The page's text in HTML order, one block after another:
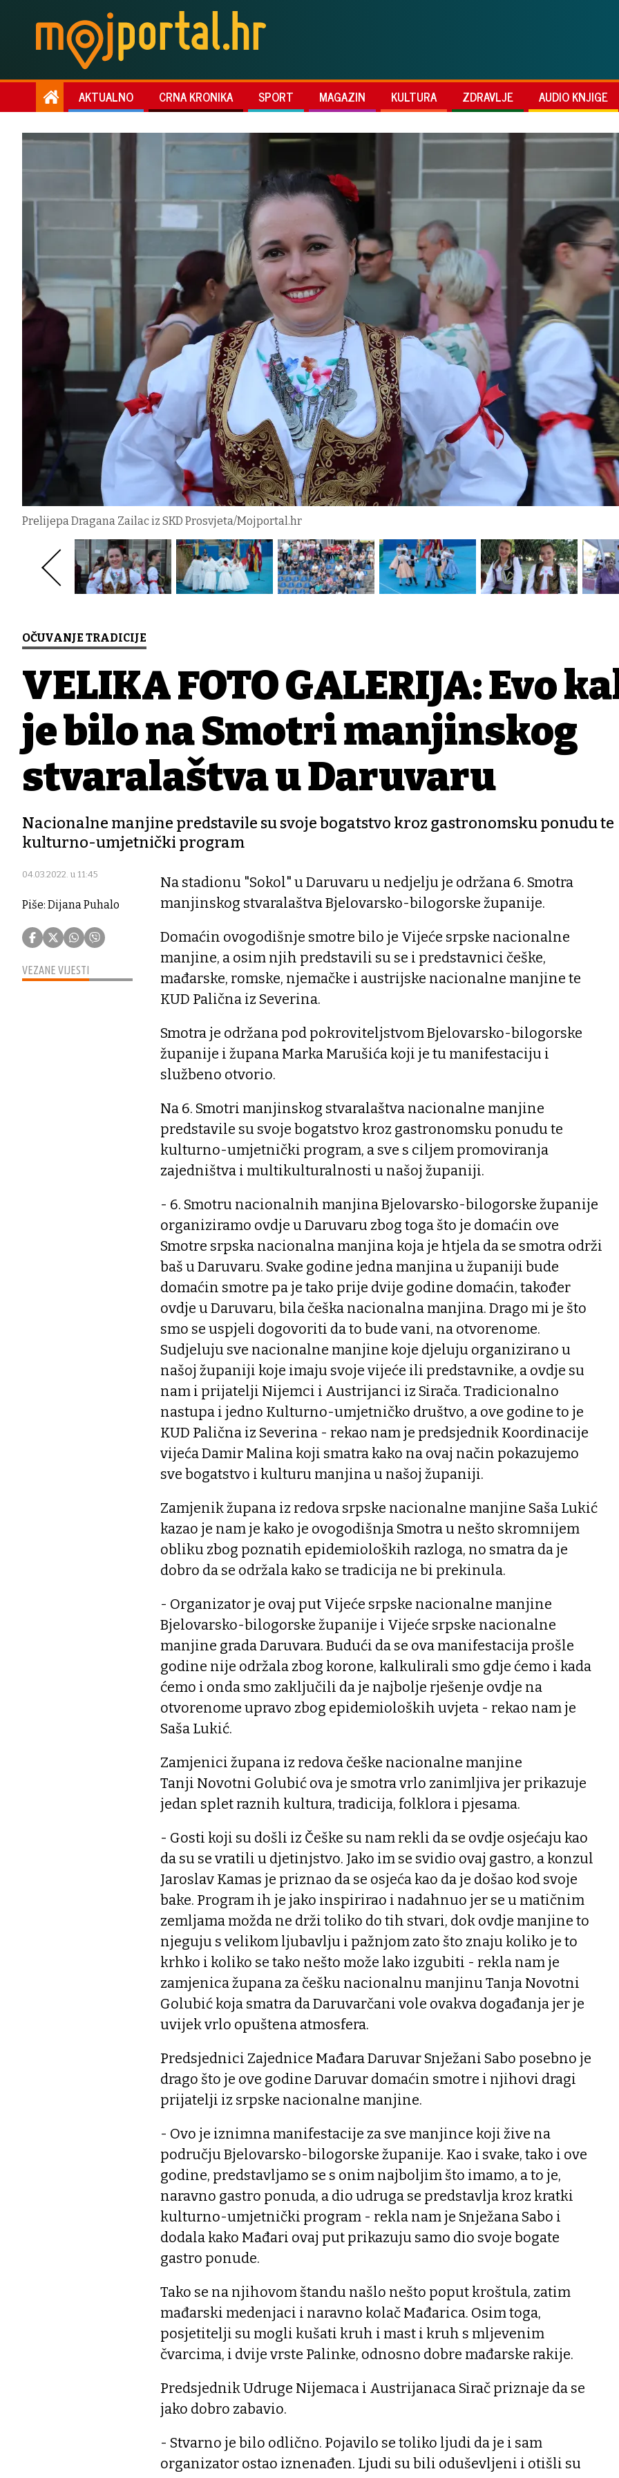
AKTUALNO CRNA KRONIKA SPORT MAGAZIN KULTURA ZDRAVLJE AUDIO KNJIGE
Prelijepa Dragana Zailac iz SKD Prosvjeta/Mojportal.hr
OČUVANJE TRADICIJE
VELIKA FOTO GALERIJA: Evo
je bilo na Smotri manjinskog
stvaralaštva u Daruvaru
Nacionalne manjine predstavile su svoje bogatstvo kroz gastronomsku ponudu te
kulturno-umjetnički program
04.03.2022. u 11:45
Piše: Dijana Puhalo
VEZANE VIJESTI
Na stadionu "Sokol" u Daruvaru u nedjelju je održana 6. Smotra
manjinskog stvaralaštva Bjelovarsko-bilogorske županije.
Domaćin ovogodišnje smotre bilo je Vijeće srpske nacionalne
manjine, a osim njih predstavili su se i predstavnici češke,
mađarske, romske, njemačke i austrijske nacionalne manjine te
KUD Palična iz Severina.
Smotra je održana pod pokroviteljstvom Bjelovarsko-bilogorske
županije i župana Marka Marušića koji je tu manifestaciju i
službeno otvorio.
Na 6. Smotri manjinskog stvaralaštva nacionalne manjine
predstavile su svoje bogatstvo kroz gastronomsku ponudu te
kulturno-umjetnički program, a sve s ciljem promoviranja
zajedništva i multikulturalnosti u našoj županiji.
- 6. Smotru nacionalnih manjina Bjelovarsko-bilogorske županije
organiziramo ovdje u Daruvaru zbog toga što je domaćin ove
Smotre srpska nacionalna manjina koja je htjela da se smotra održi
baš u Daruvaru. Svake godine jedna manjina u županiji bude
domaćin smotre pa je tako prije dvije godine domaćin, također
ovdje u Daruvaru, bila češka nacionalna manjina. Drago mi je što
smo se uspjeli dogovoriti da to bude vani, na otvorenome.
Sudjeluju sve nacionalne manjine koje djeluju organizirano u
našoj županiji koje imaju svoje vijeće ili predstavnike, a ovdje su
nam i prijatelji Nijemci i Austrijanci iz Sirača. Tradicionalno
nastupa i jedno Kulturno-umjetničko društvo, a ove godine to je
KUD Palična iz Severina - rekao nam je predsjednik Koordinacije
vijeća Damir Malina koji smatra kako na ovaj način pokazujemo
sve bogatstvo i kulturu manjina u našoj županiji.
Zamjenik župana iz redova srpske nacionalne manjine Saša Lukić
kazao je nam je kako je ovogodišnja Smotra u nešto skromnijem
obliku zbog poznatih epidemioloških razloga, no smatra da je
dobro da se održala kako se tradicija ne bi prekinula.
- Organizator je ovaj put Vijeće srpske nacionalne manjine
Bjelovarsko-bilogorske županije i Vijeće srpske nacionalne
manjine grada Daruvara. Budući da se ova manifestacija prošle
godine nije održala zbog korone, kalkulirali smo gdje ćemo i kada
ćemo i onda smo zaključili da je najbolje rješenje ovdje na
otvorenome upravo zbog epidemioloških uvjeta - rekao nam je
Saša Lukić.
Zamjenici župana iz redova češke nacionalne manjine
Tanji Novotni Golubić ova je smotra vrlo zanimljiva jer prikazuje
jedan splet raznih kultura, tradicija, folklora i pjesama.
- Gosti koji su došli iz Češke su nam rekli da se ovdje osjećaju kao
da su se vratili u djetinjstvo. Jako im se svidio ovaj gastro, a konzul
Jaroslav Kamas je priznao da se osjeća kao da je došao kod svoje
bake. Program ih je jako inspirirao i nadahnuo jer se u matičnim
zemljama možda ne drži toliko do tih stvari, dok ovdje manjine to
njeguju s velikom ljubavlju i pažnjom zato što znaju koliko je to
krhko i koliko se tako nešto može lako izgubiti - rekla nam je
zamjenica župana za češku nacionalnu manjinu Tanja Novotni
Golubić koja smatra da Daruvarčani vole ovakva događanja jer je
uvijek vrlo opuštena atmosfera.
Predsjednici Zajednice Mađara Daruvar Snježani Sabo posebno je
drago što je ove godine Daruvar domaćin smotre i njihovi dragi
prijatelji iz srpske nacionalne manjine.
- Ovo je iznimna manifestacije za sve manjince koji žive na
području Bjelovarsko-bilogorske županije. Kao i svake, tako i ove
godine, predstavljamo se s onim najboljim što imamo, a to je,
naravno gastro ponuda, a dio udruga se predstavlja kroz kratki
kulturno-umjetnički program - rekla nam je Snježana Sabo i
dodala kako Mađari ovaj put prikazuju samo dio svoje bogate
gastro ponude.
Tako se na njihovom štandu našlo nešto poput kroštula, zatim
mađarski medenjaci i naravno kolač Mađarica. Osim toga,
posjetitelji su mogli kušati kruh i mast i kruh s mljevenim
čvarcima, i dvije vrste Palinke, odnosno dobre mađarske rakije.
Predsjednik Udruge Nijemaca i Austrijanaca Sirač priznaje da se
jako dobro zabavio.
- Stvarno je bilo odlično. Pojavilo se toliko ljudi da je i sam
organizator ostao iznenađen. Ljudi su bili oduševljeni i otišli su